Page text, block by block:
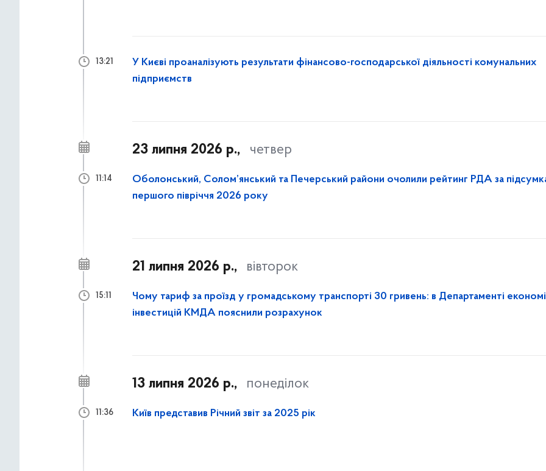
У Києві проаналізують результати фінансово-господарської діяльності комунальних
підприємств
13:21
23 липня 2026 р., четвер
Оболонський, Солом’янський та Печерський райони очолили рейтинг РДА за
першого півріччя 2026 року
11:14
21 липня 2026 р., вівторок
Чому тариф за проїзд у громадському транспорті 30 гривень: в Департаменті
інвестицій КМДА пояснили розрахунок
15:11
13 липня 2026 р., понеділок
Київ представив Річний звіт за 2025 рік
11:36